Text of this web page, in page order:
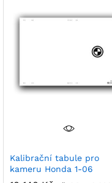
Kalibrační tabule pro
kameru Honda 1-06